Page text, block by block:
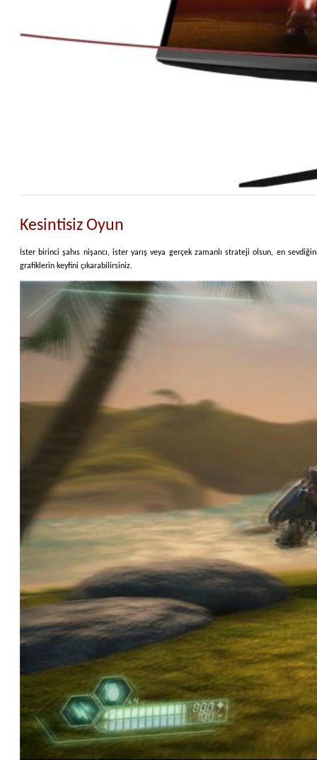
Kesintisiz Oyun
İster birinci şahıs nişancı, ister yarış veya gerçek zamanlı strateji olsun, en
grafiklerin keyfini çıkarabilirsiniz.